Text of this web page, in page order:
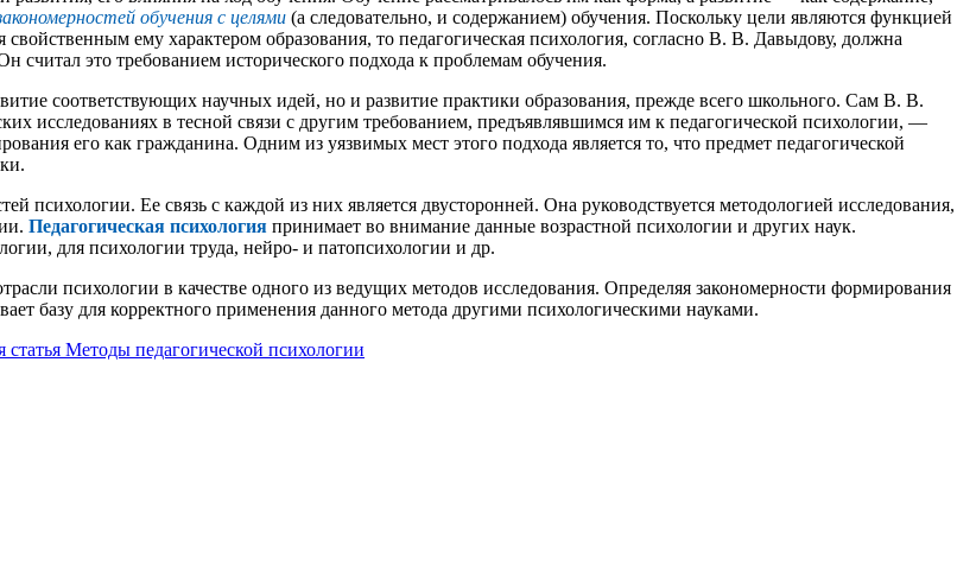
обучения с целями (а следовательно, и содержанием) обучения. Поскольку цели являются функцией
ему характером образования, то педагогическая психология, согласно В. В. Давыдову, должна
считал это требованием исторического подхода к проблемам обучения.
соответствующих научных идей, но и развитие практики образования, прежде всего школьного. Сам В. В.
исследованиях в тесной связи с другим требованием, предъявлявшимся им к педагогической психологии, —
его как гражданина. Одним из уязвимых мест этого подхода является то, что предмет педагогической
психологии. Ее связь с каждой из них является двусторонней. Она руководствуется методологией исследования,
Педагогическая психология принимает во внимание данные возрастной психологии и других наук.
для психологии труда, нейро- и патопсихологии и др.
психологии в качестве одного из ведущих методов исследования. Определяя закономерности формирования
базу для корректного применения данного метода другими психологическими науками.
Методы педагогической психологии